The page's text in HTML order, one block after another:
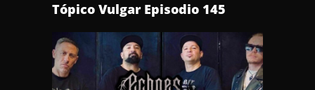
Tópico Vulgar Episodio 145